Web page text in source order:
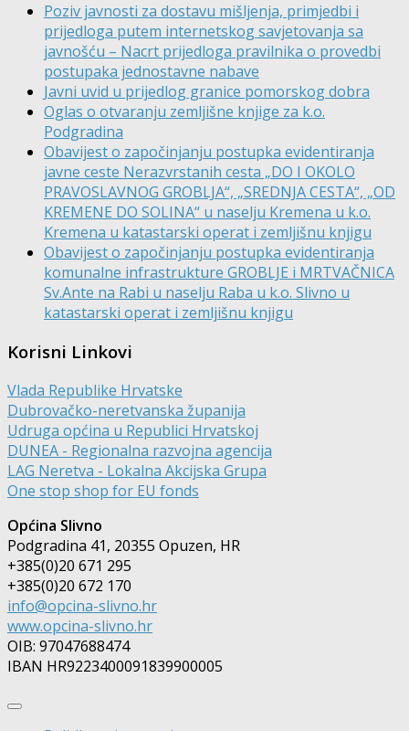
Poziv javnosti za dostavu mišljenja, primjedbi i
prijedloga putem internetskog savjetovanja sa
javnošću – Nacrt prijedloga pravilnika o provedbi
postupaka jednostavne nabave
Javni uvid u prijedlog granice pomorskog dobra
Oglas o otvaranju zemljišne knjige za k.o.
Podgradina
Obavijest o započinjanju postupka evidentiranja
javne ceste Nerazvrstanih cesta „DO I OKOLO
PRAVOSLAVNOG GROBLJA“, „SREDNJA CESTA“, „OD
KREMENE DO SOLINA“ u naselju Kremena u k.o.
Kremena u katastarski operat i zemljišnu knjigu
Obavijest o započinjanju postupka evidentiranja
komunalne infrastrukture GROBLJE i MRTVAČNICA
Sv.Ante na Rabi u naselju Raba u k.o. Slivno u
katastarski operat i zemljišnu knjigu
Korisni Linkovi
Vlada Republike Hrvatske
Dubrovačko-neretvanska županija
Udruga općina u Republici Hrvatskoj
DUNEA - Regionalna razvojna agencija
LAG Neretva - Lokalna Akcijska Grupa
One stop shop for EU fonds
Općina Slivno
Podgradina 41, 20355 Opuzen, HR
+385(0)20 671 295
+385(0)20 672 170
info@opcina-slivno.hr
www.opcina-slivno.hr
OIB: 97047688474
IBAN HR9223400091839900005